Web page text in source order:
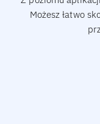
Możesz łatwo